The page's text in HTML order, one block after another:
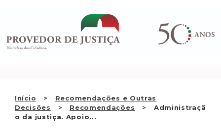
conteúdo
Início
Recomendações e Outras
Decisões
Recomendações
Administraçã
o da justiça. Apoio...
QUEM SOMOS
ATIVIDADE
RELAÇÕES INTERNACIONAIS
APRESENTAR QUEIXA